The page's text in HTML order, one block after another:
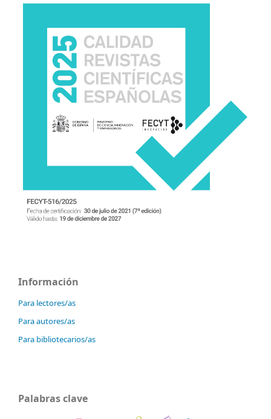
Información
Para lectores/as
Para autores/as
Para bibliotecarios/as
Palabras clave